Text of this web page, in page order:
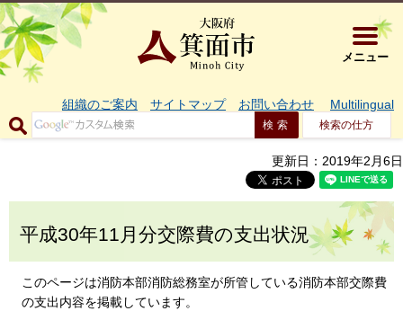
大阪府箕
メニュー
組織のご案内 サイトマップ お問い合わせ Multilingual
検索の仕方
更新日：2019年2月6日
平成30年11月分交際費の支出状況
このページは消防本部消防総務室が所管している消防本部交際費
の支出内容を掲載しています。